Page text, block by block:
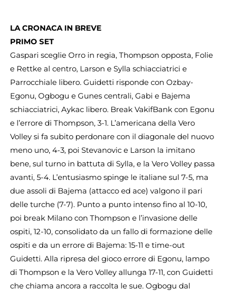
LA CRONACA IN BREVE
PRIMO SET
Gaspari sceglie Orro in regia, Thompson opposta, Folie
e Rettke al centro, Larson e Sylla schiacciatrici e
Parrocchiale libero. Guidetti risponde con Ozbay-
Egonu, Ogbogu e Gunes centrali, Gabi e Bajema
schiacciatrici, Aykac libero. Break VakifBank con Egonu
e l’errore di Thompson, 3-1. L’americana della Vero
Volley si fa subito perdonare con il diagonale del nuovo
meno uno, 4-3, poi Stevanovic e Larson la imitano
bene, sul turno in battuta di Sylla, e la Vero Volley passa
avanti, 5-4. L’entusiasmo spinge le italiane sul 7-5, ma
due assoli di Bajema (attacco ed ace) valgono il pari
delle turche (7-7). Punto a punto intenso fino al 10-10,
poi break Milano con Thompson e l’invasione delle
ospiti, 12-10, consolidato da un fallo di formazione delle
ospiti e da un errore di Bajema: 15-11 e time-out
Guidetti. Alla ripresa del gioco errore di Egonu, lampo
di Thompson e la Vero Volley allunga 17-11, con Guidetti
che chiama ancora a raccolta le sue. Ogbogu dal